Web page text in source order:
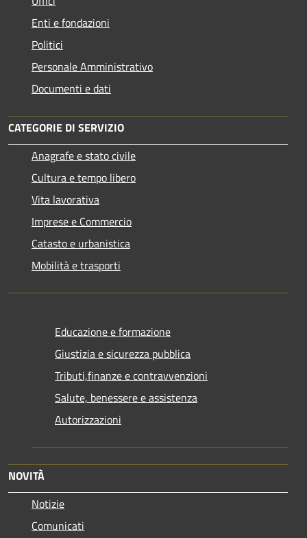
Enti e fondazioni
Politici
Personale Amministrativo
Documenti e dati
CATEGORIE DI SERVIZIO
Anagrafe e stato civile
Cultura e tempo libero
Vita lavorativa
Imprese e Commercio
Catasto e urbanistica
Mobilità e trasporti
Educazione e formazione
Giustizia e sicurezza pubblica
Tributi,finanze e contravvenzioni
Salute, benessere e assistenza
Autorizzazioni
NOVITÀ
Notizie
Comunicati